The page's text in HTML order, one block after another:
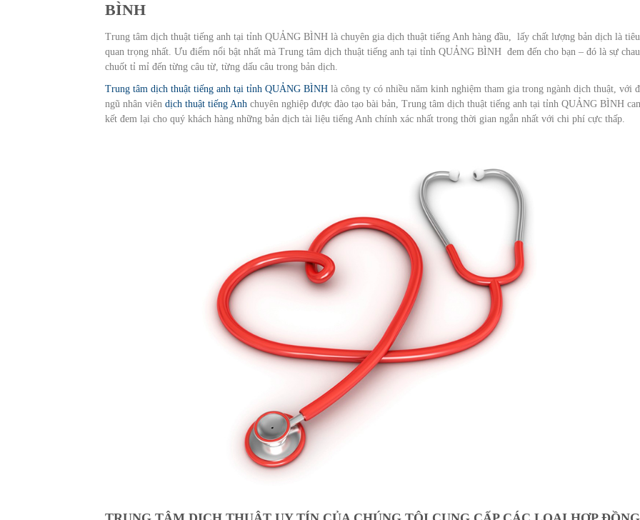
BÌNH
Trung tâm dịch thuật tiếng anh tại tỉnh QUẢNG BÌNH là chuyên gia dịch thuật tiếng Anh hàng đầu, lấy chất lượng bản dịch là
quan trọng nhất. Ưu điểm nổi bật nhất mà Trung tâm dịch thuật tiếng anh tại tỉnh QUẢNG BÌNH đem đến cho bạn – đó là sự chau
chuốt tỉ mỉ đến từng câu từ, từng dấu câu trong bản dịch.
Trung tâm dịch thuật tiếng anh tại tỉnh QUẢNG BÌNH là công ty có nhiều năm kinh nghiệm tham gia trong ngành dịch thuật, với
ngũ nhân viên dịch thuật tiếng Anh chuyên nghiệp được đào tạo bài bản, Trung tâm dịch thuật tiếng anh tại tỉnh QUẢNG BÌNH
kết đem lại cho quý khách hàng những bản dịch tài liệu tiếng Anh chính xác nhất trong thời gian ngắn nhất với chi phí cực thấp.